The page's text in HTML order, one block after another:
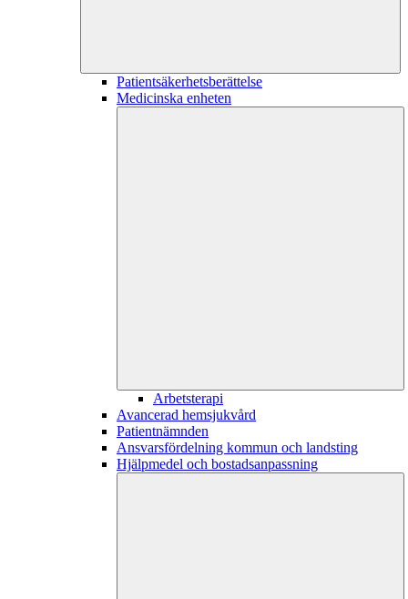
Patientsäkerhetsberättelse
Medicinska enheten
Arbetsterapi
Avancerad hemsjukvård
Patientnämnden
Ansvarsfördelning kommun och landsting
Hjälpmedel och bostadsanpassning